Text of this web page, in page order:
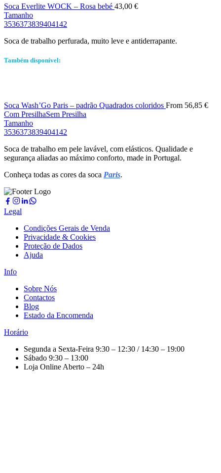
Soca Everlite WOCK – Rosa bebé 43,00 €
Tamanho
3536373839404142
Soca de trabalho perfurada, muito leve e antiderrapante.
Também disponível:
Soca Wash’Go Paris – padrão Quadrados coloridos From 56,85 €
Com PresilhaSem Presilha
Tamanho
3536373839404142
Soca de trabalho em pele lavável, com elásticos. Qualidade e
segurança aliadas ao máximo conforto, made in Portugal.
Conheça todas as cores da soca Paris.
Legal
Condições Gerais de Venda
Privacidade & Cookies
Proteção de Dados
Ajuda
Info
Sobre Nós
Contactos
Blog
Estado da Encomenda
Horário
Segunda a Sexta-Feira 9:30 – 12:30 / 14:30 – 19:00
Sábado 9:30 – 13:00
Loja Online Aberto – 24h